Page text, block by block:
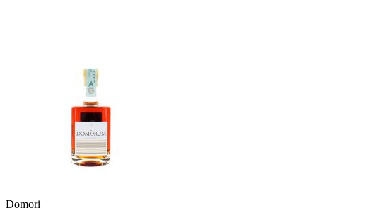
Domori